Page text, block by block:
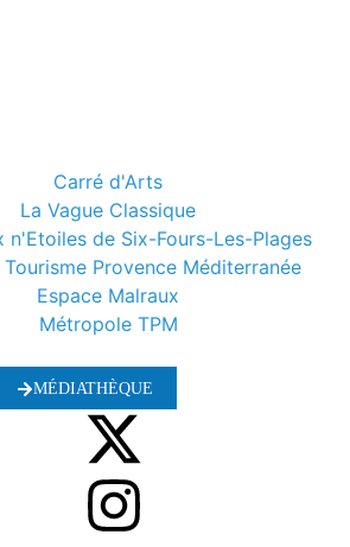
Carré d'Arts
La Vague Classique
n'Etoiles de Six-Fours-Les-Plages
Provence Méditerranée
Espace Malraux
Métropole TPM
MÉDIATHÈQUE